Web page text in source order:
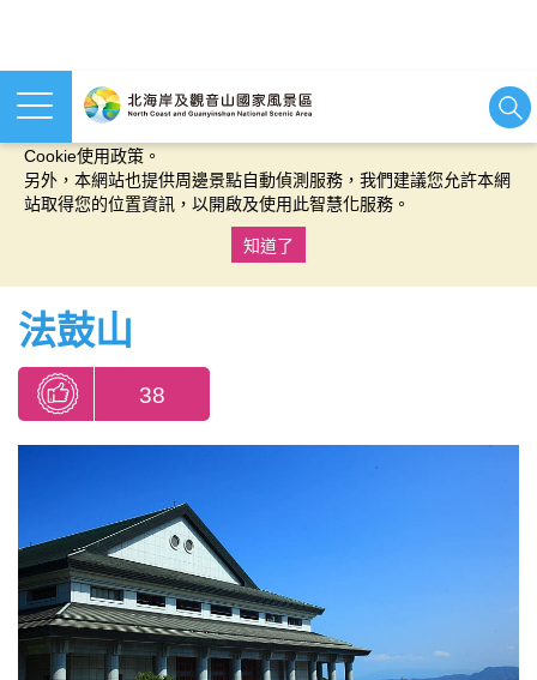
本網站使用cookies等相關技術以持續優化網站服務，並有助於為
Cookie使用政策。
另外，本網站也提供周邊景點自動偵測服務，我們建議您允許本網
站取得您的位置資訊，以開啟及使用此智慧化服務。
知道了
法鼓山
38